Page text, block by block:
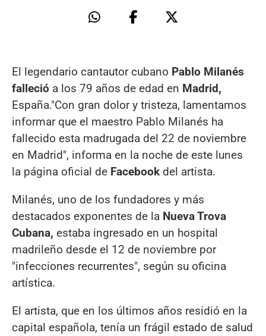
El legendario cantautor cubano Pablo Milanés
falleció a los 79 años de edad en Madrid,
España."Con gran dolor y tristeza, lamentamos
informar que el maestro Pablo Milanés ha
fallecido esta madrugada del 22 de noviembre
en Madrid", informa en la noche de este lunes
la página oficial de Facebook del artista.
Milanés, uno de los fundadores y más
destacados exponentes de la Nueva Trova
Cubana, estaba ingresado en un hospital
madrileño desde el 12 de noviembre por
"infecciones recurrentes", según su oficina
artística.
El artista, que en los últimos años residió en la
capital española, tenía un frágil estado de salud